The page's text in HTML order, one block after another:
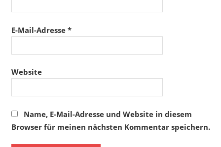
E-Mail-Adresse *
Website
Name, E-Mail-Adresse und Website in diesem
Browser für meinen nächsten Kommentar speichern.